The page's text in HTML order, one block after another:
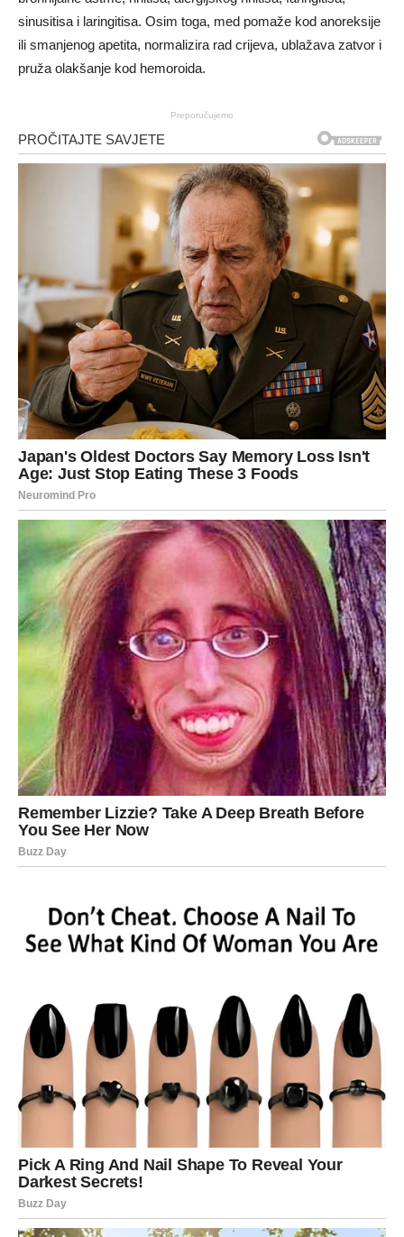
sinusitisa i laringitisa. Osim toga, med pomaže kod anoreksije
ili smanjenog apetita, normalizira rad crijeva, ublažava zatvor i
pruža olakšanje kod hemoroida.
Preporučujemo